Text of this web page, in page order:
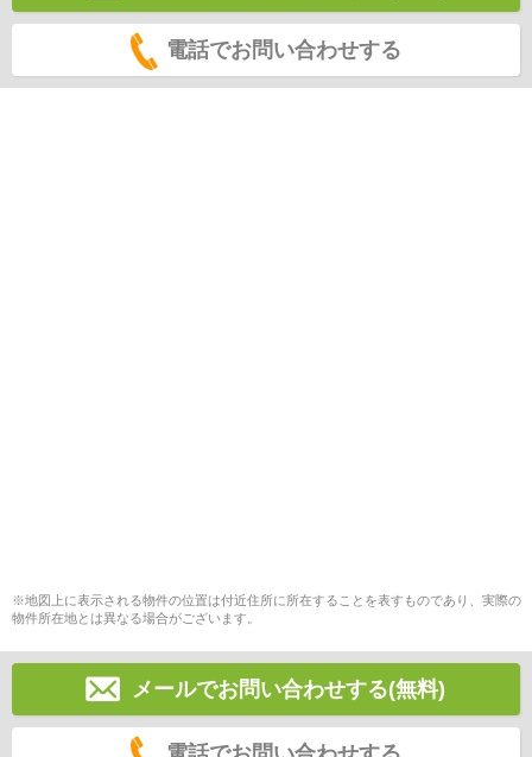
電話でお問い合わせする
※地図上に表示される物件の位置は付近住所に所在することを表すものであり、実際の
物件所在地とは異なる場合がございます。
メールでお問い合わせする(無料)